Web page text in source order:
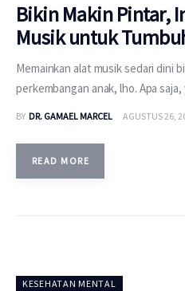
Untuk Bisnis
Untuk Anda
Mengapa Good
Berita
Bikin Makin Pintar,
Musik untuk
Memainkan alat musik sedari dini
perkembangan anak, lho. Apa saja,
BY DR. GAMAEL MARCEL AGUSTUS 26,
READ MORE
KESEHATAN MENTAL